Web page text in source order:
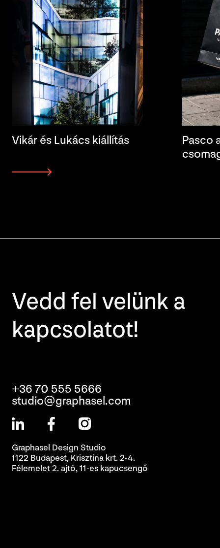
Vikár és Lukács kiállítás
Pasco
Vedd fel velünk a
kapcsolatot!
+36 70 555 5666
studio@graphasel.com
Graphasel Design Studio
1122 Budapest, Krisztina krt. 2-4.
Félemelet 2. ajtó, 11-es kapucsengő